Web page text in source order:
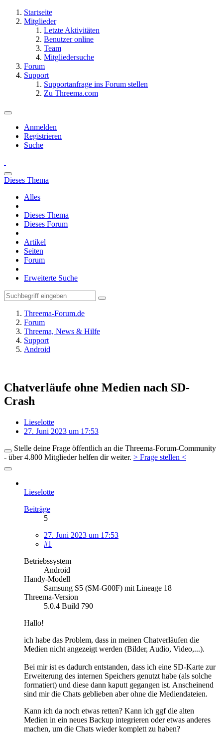
Startseite
Mitglieder
Letzte Aktivitäten
Benutzer online
Team
Mitgliedersuche
Forum
Support
Supportanfrage ins Forum stellen
Zu Threema.com
Anmelden
Registrieren
Suche
Dieses Thema
Alles
Dieses Thema
Dieses Forum
Artikel
Seiten
Forum
Erweiterte Suche
Threema-Forum.de
Forum
Threema, News & Hilfe
Support
Android
Chatverläufe ohne Medien nach SD-
Crash
Lieselotte
27. Juni 2023 um 17:53
Stelle deine Frage öffentlich an die Threema-Forum-Community
- über 4.800 Mitglieder helfen dir weiter. > Frage stellen <
Lieselotte
Beiträge
5
27. Juni 2023 um 17:53
#1
Betriebssystem
Android
Handy-Modell
Samsung S5 (SM-G00F) mit Lineage 18
Threema-Version
5.0.4 Build 790
Hallo!
ich habe das Problem, dass in meinen Chatverläufen die
Medien nicht angezeigt werden (Bilder, Audio, Video,...).
Bei mir ist es dadurch entstanden, dass ich eine SD-Karte zur
Erweiterung des internen Speichers genutzt habe (als solche
formatiert) und diese dann kaputt gegangen ist. Anscheinend
sind mir die Chats geblieben aber ohne die Mediendateien.
Kann ich da noch etwas retten? Kann ich ggf die alten
Medien in ein neues Backup integrieren oder etwas anderes
machen, um die Chats wieder komplett zu haben?